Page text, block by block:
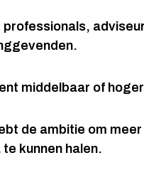
professionals,
middelbaar of
de ambitie om
kunnen halen.